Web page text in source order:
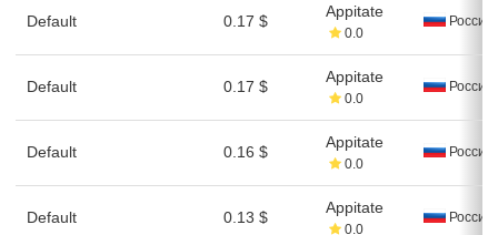
Default 0.17 $
Appitate
0.0
Россия
Default 0.17 $
Appitate
0.0
Россия
Default 0.16 $
Appitate
0.0
Россия
Default 0.13 $
Appitate
0.0
Россия